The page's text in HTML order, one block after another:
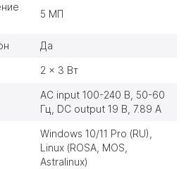
5 МП
Да
2 x 3 Вт
AC input 100-240 В, 50-60
Гц, DC output 19 В, 7.89 A
Windows 10/11 Pro (RU),
Linux (ROSA, MOS,
Astralinux)